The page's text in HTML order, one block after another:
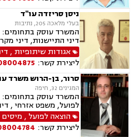
ניסן סריזדה עו"ד
בעלי מלאכה 205, נתיבות
המשרד עוסק בתחומים:
דיני התיישנות, דיני
נזיקין, דיני עבודה,
חקלאי- עסקי, עובדים
משמורת, הוצאה לפועל,
חקלאיים, מגרשים
תאונות דרכים ותאונות
אגודות שיתופיות ,
ליצירת קשר:
סרור, בן-הרוש משרד
המגינים 32, חיפה
המשרד עוסק בתחומים:
לפועל, משפט אזרחי ,
לאומי ומושבים
הוצאה לפועל , מיסים
ליצירת קשר: